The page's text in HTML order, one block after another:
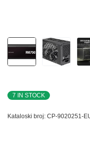
7 IN STOCK
Kataloski broj: CP-9020251-